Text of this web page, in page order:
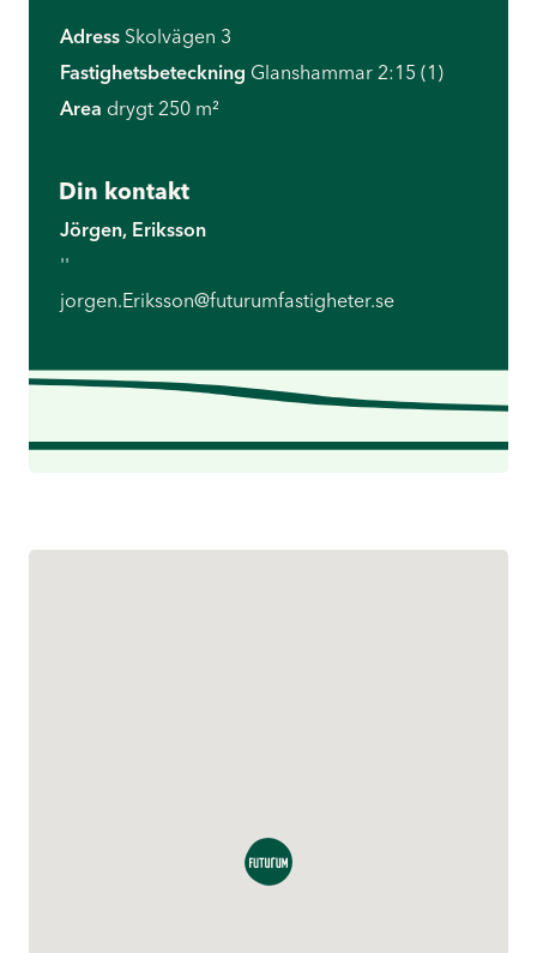
Adress Skolvägen 3
Fastighetsbeteckning Glanshammar 2:15 (1)
Area drygt 250 m²
Din kontakt
Jörgen, Eriksson
''
jorgen.Eriksson@futurumfastigheter.se